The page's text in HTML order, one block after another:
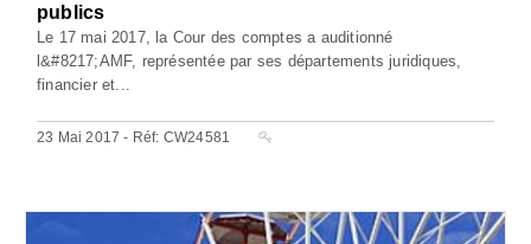
publics
Le 17 mai 2017, la Cour des comptes a auditionné
l&#8217;AMF, représentée par ses départements juridiques,
financier et...
23 Mai 2017 - Réf: CW24581